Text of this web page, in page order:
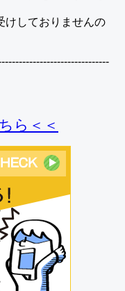
けしておりませんの
ら＜＜